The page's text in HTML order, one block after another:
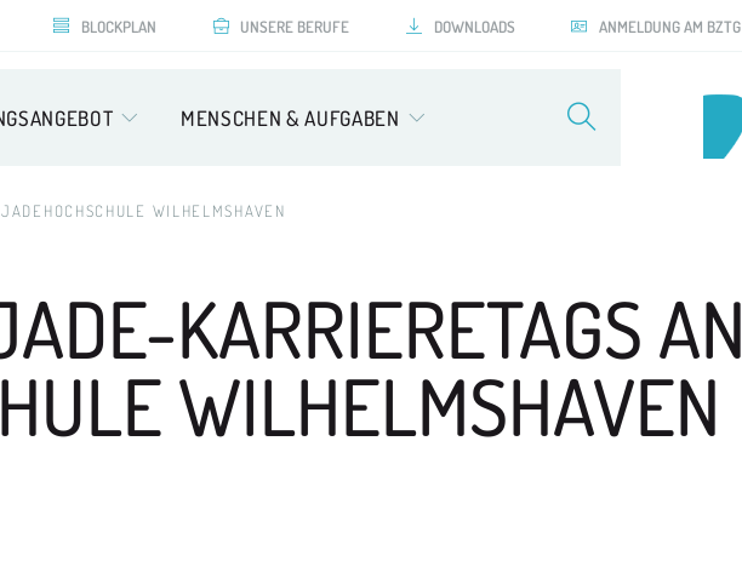
BLOCKPLAN UNSERE BERUFE DOWNLOADS ANMELDUNG AM BZTG
MENSCHEN & AUFGABEN
WILHELMSHAVEN
KARRIERETAGS AN
WILHELMSHAVEN